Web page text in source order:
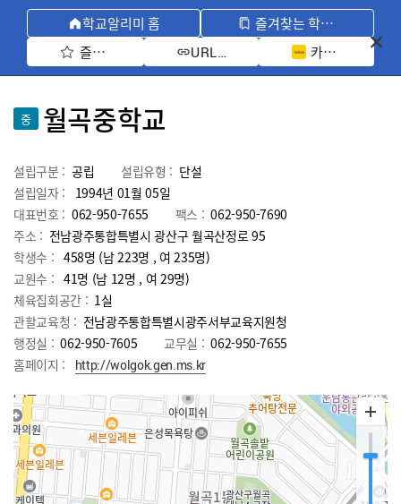
학교알리미 홈
즐겨찾는 학교 모아보기
즐겨찾기 선택
URL 복사 카카오톡 공유
중 월곡중학교
설립구분 : 공립 설립유형 : 단설
설립일자 :
1994년 01월 05일
대표번호 : 062-950-7655 팩스 : 062-950-7690
주소 : 전남광주통합특별시 광산구 월곡산정로 95
학생수 : 458명 (남 223명 , 여 235명)
교원수 : 41명 (남 12명 , 여 29명)
체육집회공간 : 1실
관할교육청 : 전남광주통합특별시광주서부교육지원청
행정실 : 062-950-7605 교무실 : 062-950-7655
홈페이지 :
http://wolgok.gen.ms.kr